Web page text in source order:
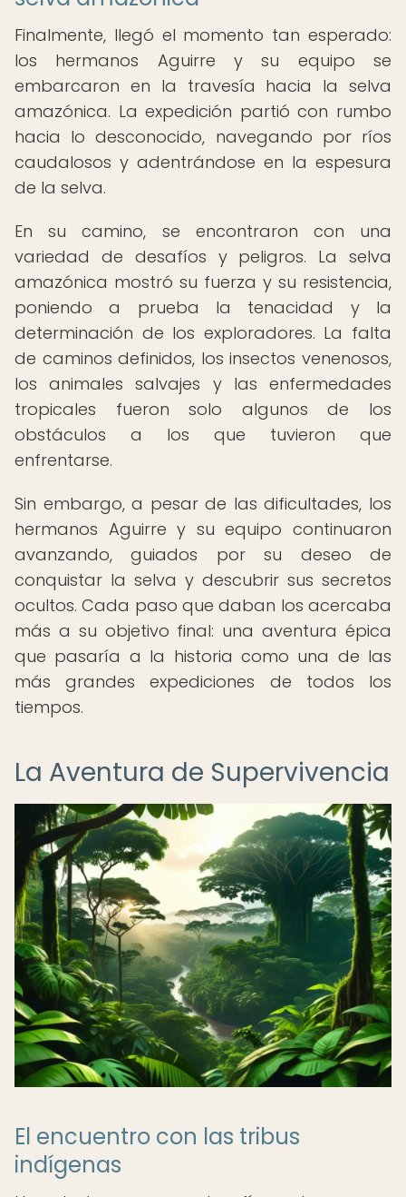
Finalmente, llegó el momento tan esperado:
los hermanos Aguirre y su equipo se
embarcaron en la travesía hacia la selva
amazónica. La expedición partió con rumbo
hacia lo desconocido, navegando por ríos
caudalosos y adentrándose en la espesura
de la selva.
En su camino, se encontraron con una
variedad de desafíos y peligros. La selva
amazónica mostró su fuerza y su resistencia,
poniendo a prueba la tenacidad y la
determinación de los exploradores. La falta
de caminos definidos, los insectos venenosos,
los animales salvajes y las enfermedades
tropicales fueron solo algunos de los
obstáculos a los que tuvieron que
enfrentarse.
Sin embargo, a pesar de las dificultades, los
hermanos Aguirre y su equipo continuaron
avanzando, guiados por su deseo de
conquistar la selva y descubrir sus secretos
ocultos. Cada paso que daban los acercaba
más a su objetivo final: una aventura épica
que pasaría a la historia como una de las
más grandes expediciones de todos los
tiempos.
La Aventura de Supervivencia
El encuentro con las tribus
indígenas